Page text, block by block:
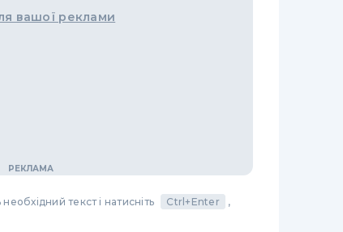
вашої реклами
текст і натисніть Ctrl+Enter
,